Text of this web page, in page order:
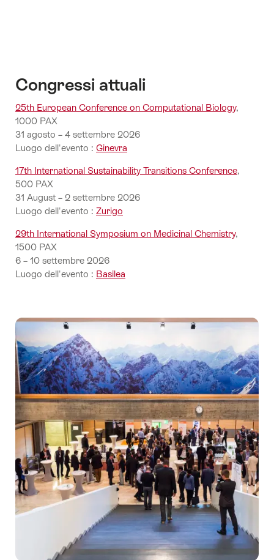
Svizzera
Congressi attuali
25th European Conference on Computational Biology,
1000 PAX
31 agosto – 4 settembre 2026
Luogo dell'evento : Ginevra
17th International Sustainability Transitions Conference,
500 PAX
31 August – 2 settembre 2026
Luogo dell'evento : Zurigo
29th International Symposium on Medicinal Chemistry,
1500 PAX
6 – 10 settembre 2026
Luogo dell'evento : Basilea